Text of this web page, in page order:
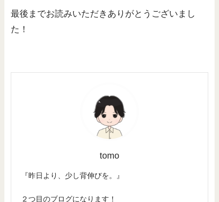
最後までお読みいただきありがとうございまし
た！
tomo
『昨日より、少し背伸びを。』
２つ目のブログになります！